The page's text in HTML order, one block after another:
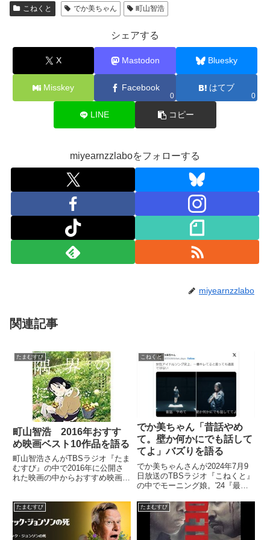
こねくと でか美ちゃん 町山智浩
シェアする
X Mastodon Bluesky
Misskey Facebook
0
はてブ
0
LINE コピー
miyearnzzlaboをフォローする
miyearnzzlabo
関連記事
たまむすび
町山智浩 2016年おすす
め映画ベスト10作品を語る
町山智浩さんがTBSラジオ『たま
むすび』の中で2016年に公開さ
れた映画の中からおすすめ映画
年）最後なんで、年間ベスト10
というか、10本の見てほしい映
画を紹介していきたい思います...
こねくと
でか美ちゃん「昔話やめ
て。壁か何かにでも話して
てよ」バズりを語る
でか美ちゃんさんが2024年7月9
日放送のTBSラジオ『こねくと』
の中でモーニング娘。'24『最
壁か何かにでも話しててよ」を
SNSでシェアしたところ、狙い
通りバズった話をしていました。
たまむすび たまむすび